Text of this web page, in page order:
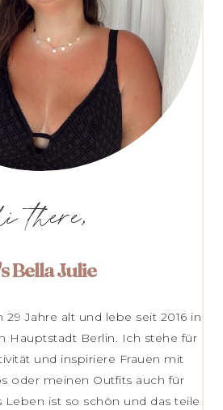
there,
Bella Julie
Jahre alt und lebe seit 2016 in
Hauptstadt Berlin. Ich stehe für
und inspiriere Frauen mit
oder meinen Outfits auch für
Leben ist so schön und das teile